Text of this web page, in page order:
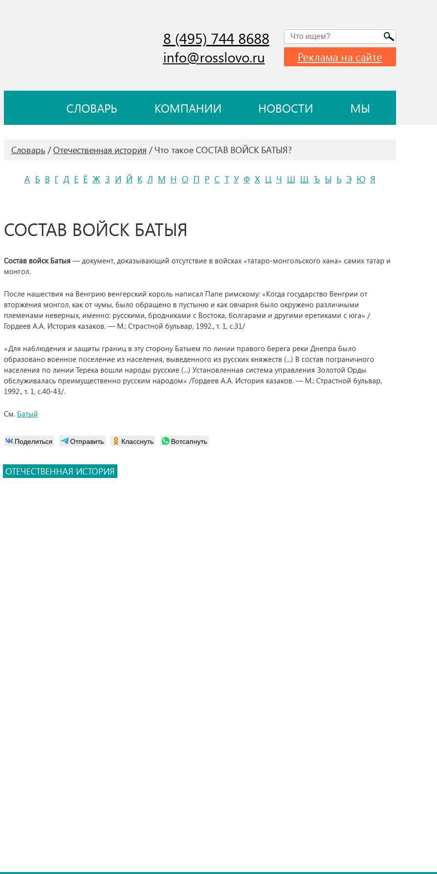
8 (495) 744 8688
info@rosslovo.ru Реклама на сайте
СЛОВАРЬ КОМПАНИИ НОВОСТИ МЫ
Словарь Отечественная история Что такое СОСТАВ ВОЙСК БАТЫЯ?
А Б В Г Д Е Ё Ж З И Й К Л М Н О П Р С Т У Ф Х Ц Ч Ш Щ Ъ Ы Ь Э Ю Я
СОСТАВ ВОЙСК БАТЫЯ
Состав войск Батыя — документ, доказывающий отсутствие в войсках «татаро-монгольского хана» самих татар и
монгол.
После нашествия на Венгрию венгерский король написал Папе римскому: «Когда государство Венгрии от
вторжения монгол, как от чумы, было обращено в пустыню и как овчарня было окружено различными
племенами неверных, именно: русскими, бродниками с Востока, болгарами и другими еретиками с юга» /
Гордеев А.А. История казаков. — М.: Страстной бульвар, 1992., т. 1, с.31/
«Для наблюдения и защиты границ в эту сторону Батыем по линии правого берега реки Днепра было
образовано военное поселение из населения, выведенного из русских княжеств (...) В состав пограничного
населения по линии Терека вошли народы русские (...) Установленная система управления Золотой Орды
обслуживалась преимущественно русским народом» /Гордеев А.А. История казаков. — М.: Страстной бульвар,
1992., т. 1, с.40-43/.
См. Батый
Поделиться Отправить Класснуть Вотсапнуть
ОТЕЧЕСТВЕННАЯ ИСТОРИЯ